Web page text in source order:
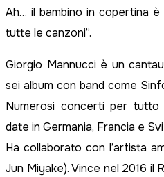
Ah… il bambino in copertina è
tutte le canzoni”.
Giorgio Mannucci è un
sei album con band come
Numerosi concerti per
date in Germania, Francia e
Ha collaborato con l’artista
Jun Miyake). Vince nel 2016 il